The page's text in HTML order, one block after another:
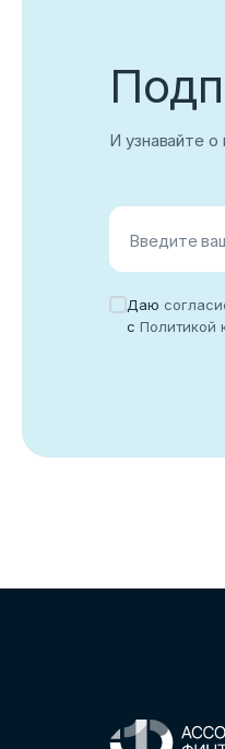
И узнавайте
Введите
Даю
с Политикой
Вход
для входа